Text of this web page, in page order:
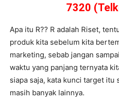
7320
Apa itu R?? R adalah Riset,
produk kita sebelum kita
marketing, sebab jangan
waktu yang panjang ternyata
siapa saja, kata kunci target itu
masih banyak lainnya.